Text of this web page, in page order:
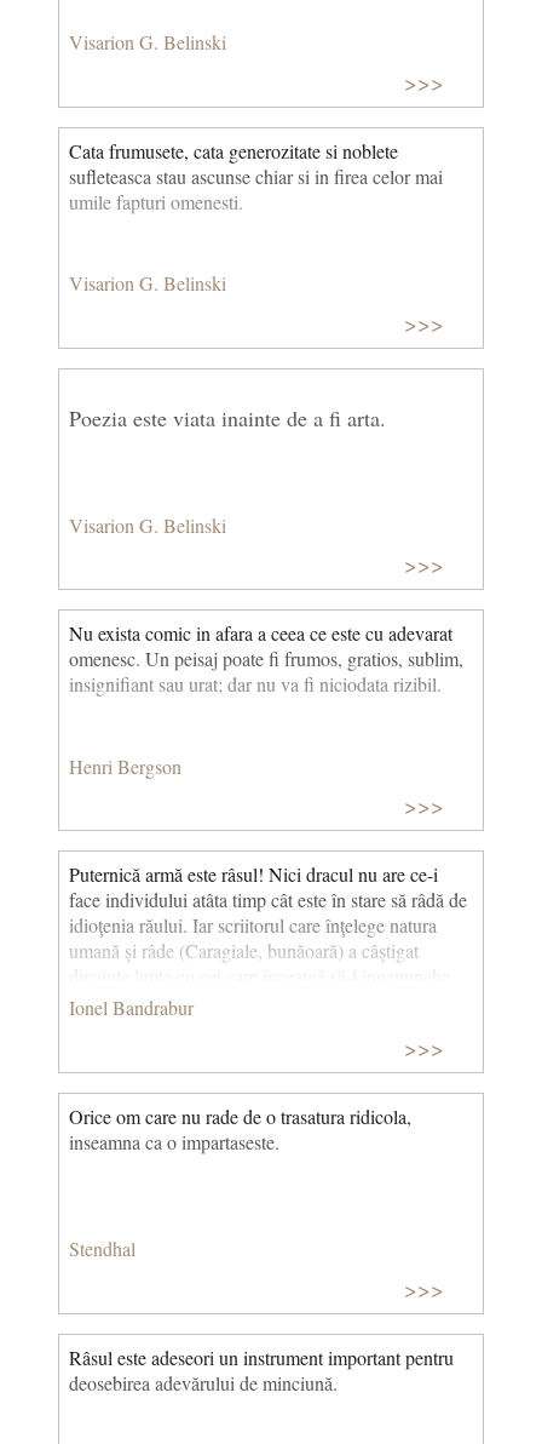
Visarion G. Belinski
>>>
Cata frumusete, cata generozitate si noblete
sufleteasca stau ascunse chiar si in firea celor mai
umile fapturi omenesti.
Visarion G. Belinski
>>>
Poezia este viata inainte de a fi arta.
Visarion G. Belinski
>>>
Nu exista comic in afara a ceea ce este cu adevarat
omenesc. Un peisaj poate fi frumos, gratios, sublim,
insignifiant sau urat; dar nu va fi niciodata rizibil.
Henri Bergson
>>>
Puternică armă este râsul! Nici dracul nu are ce-i
face individului atâta timp cât este în stare să râdă de
idioţenia răului. Iar scriitorul care înţelege natura
umană şi râde (Caragiale, bunăoară) a câştigat
dinainte lupta cu cei care încearcă să-l îngenunche.
(Voluptatea de a scrie)
Ionel Bandrabur
>>>
Orice om care nu rade de o trasatura ridicola,
inseamna ca o impartaseste.
Stendhal
>>>
Râsul este adeseori un instrument important pentru
deosebirea adevărului de minciună.